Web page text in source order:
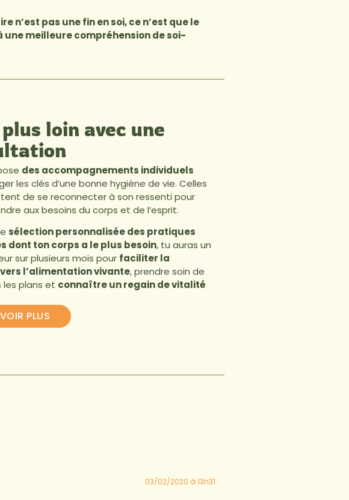
n’est pas une fin en soi, ce n’est que le
une meilleure compréhension de soi-
loin avec une
des accompagnements individuels
les clés d’une bonne hygiène de vie. Celles
de se reconnecter à son ressenti pour
aux besoins du corps et de l’esprit.
sélection personnalisée des pratiques
dont ton corps a le plus besoin, tu auras un
sur plusieurs mois pour faciliter la
l’alimentation vivante, prendre soin de
les plans et connaître un regain de vitalité
PLUS
03/02/2020 à 13h31